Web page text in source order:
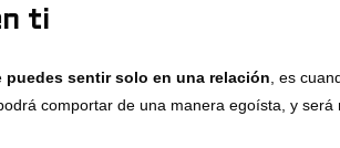
ti
puedes sentir solo en una relación , es
comportar de una manera egoísta, y